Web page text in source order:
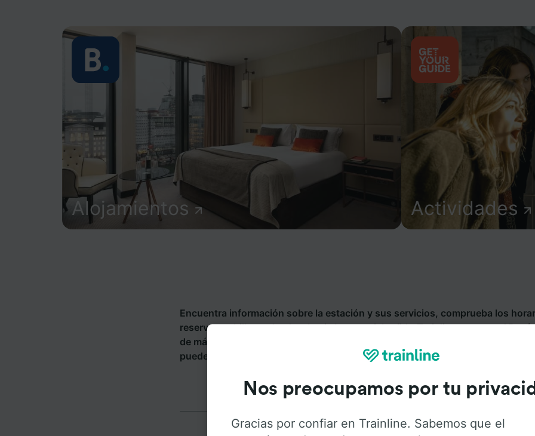
Alojamientos Actividades
Encuentra información sobre la estación y sus servicios, comprueba los
reserva tus billetes desde o hacia Langeneichstädt. Trainline opera en 45
de más de 270 compañías de tren y autobús incluyendo
puedes ir desde Langeneichstädt con Trainline.
Nos preocupamos por tu
Gracias por confiar en Trainline. Sabemos que el